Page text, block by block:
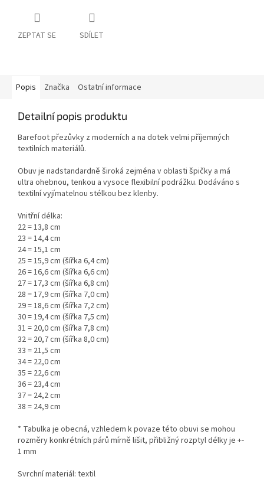
ZEPTAT SE SDÍLET
Popis Značka Ostatní informace
Detailní popis produktu
Barefoot přezůvky z moderních a na dotek velmi příjemných
textilních materiálů.
Obuv je nadstandardně široká zejména v oblasti špičky a má
ultra ohebnou, tenkou a vysoce flexibilní podrážku. Dodáváno s
textilní vyjímatelnou stélkou bez klenby.
Vnitřní délka:
22 = 13,8 cm
23 = 14,4 cm
24 = 15,1 cm
25 = 15,9 cm (šířka 6,4 cm)
26 = 16,6 cm (šířka 6,6 cm)
27 = 17,3 cm (šířka 6,8 cm)
28 = 17,9 cm (šířka 7,0 cm)
29 = 18,6 cm (šířka 7,2 cm)
30 = 19,4 cm (šířka 7,5 cm)
31 = 20,0 cm (šířka 7,8 cm)
32 = 20,7 cm (šířka 8,0 cm)
33 = 21,5 cm
34 = 22,0 cm
35 = 22,6 cm
36 = 23,4 cm
37 = 24,2 cm
38 = 24,9 cm
* Tabulka je obecná, vzhledem k povaze této obuvi se mohou
rozměry konkrétních párů mírně lišit, přibližný rozptyl délky je +-
1 mm
Svrchní materiál: textil